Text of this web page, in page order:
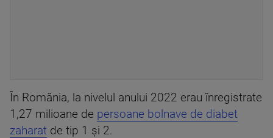
În România, la nivelul anului 2022 erau înregistrate
1,27 milioane de persoane bolnave de diabet
zaharat de tip 1 și 2.